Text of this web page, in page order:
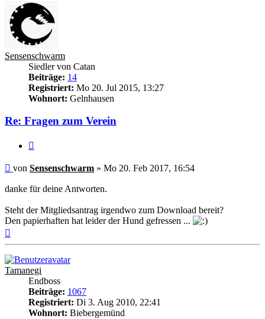
Sensenschwarm
Siedler von Catan
Beiträge: 14
Registriert: Mo 20. Jul 2015, 13:27
Wohnort: Gelnhausen
Re: Fragen zum Verein
Beitrag
von Sensenschwarm » Mo 20. Feb 2017, 16:54
danke für deine Antworten.
Steht der Mitgliedsantrag irgendwo zum Download bereit?
Den papierhaften hat leider der Hund gefressen ...
Tamanegi
Endboss
Beiträge: 1067
Registriert: Di 3. Aug 2010, 22:41
Wohnort: Biebergemünd